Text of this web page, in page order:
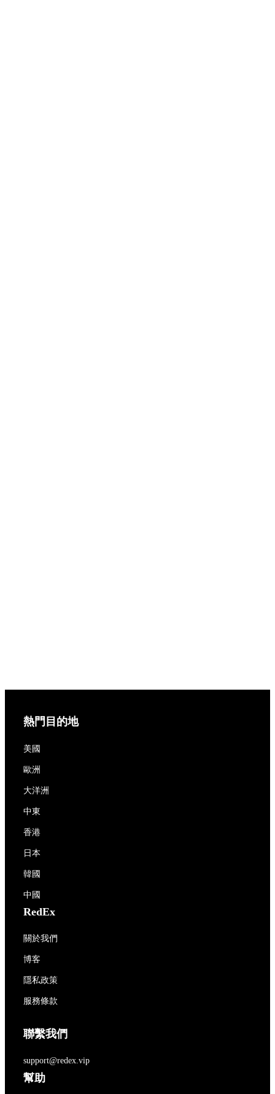
熱門目的地
美國
歐洲
大洋洲
中東
香港
日本
韓國
中國
RedEx
關於我們
博客
隱私政策
服務條款
聯繫我們
support@redex.vip
幫助